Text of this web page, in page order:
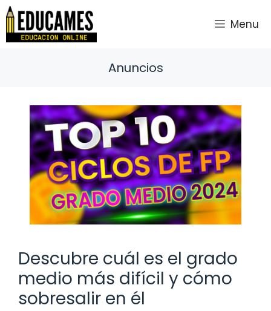
Saltar
contenido
Menu
Anuncios
Descubre cuál es el grado
medio más difícil y cómo
sobresalir en él